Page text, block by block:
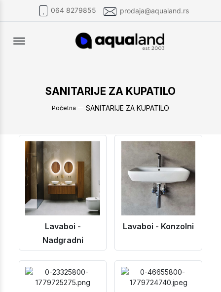
064 8279855 prodaja@aqualand.rs
Offcanvas Menu Open
SANITARIJE ZA KUPATILO
Početna SANITARIJE ZA KUPATILO
Lavaboi -
Nadgradni
Lavaboi - Konzolni